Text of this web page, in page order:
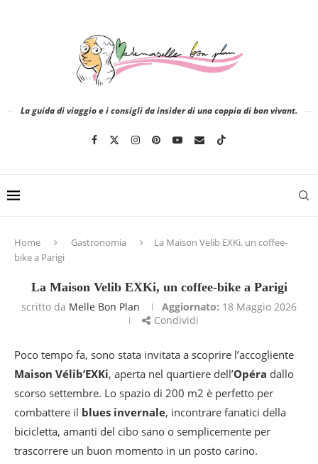
La guida di viaggio e i consigli da insider di una coppia di bon vivant.
Home Gastronomia
La Maison Velib EXKi, un coffee-
bike a Parigi
La Maison Velib EXKi, un coffee-bike a Parigi
scritto da Melle Bon Plan Aggiornato: 18 Maggio 2026
Condividi
Poco tempo fa, sono stata invitata a scoprire l’accogliente
Maison Vélib’EXKi, aperta nel quartiere dell’Opéra dallo
scorso settembre. Lo spazio di 200 m2 è perfetto per
combattere il blues invernale, incontrare fanatici della
bicicletta, amanti del cibo sano o semplicemente per
trascorrere un buon momento in un posto carino.